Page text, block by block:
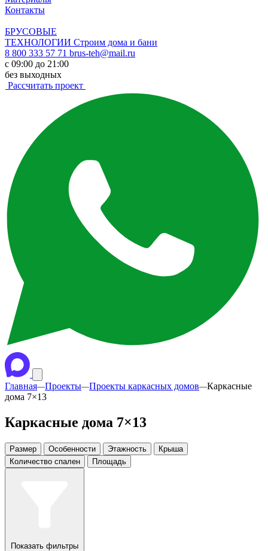
Контакты
БРУСОВЫЕ
ТЕХНОЛОГИИ Строим дома и бани
8 800 333 57 71 brus-teh@mail.ru
с 09:00 до 21:00
без выходных
Рассчитать проект
Главная—Проекты—Проекты каркасных домов—Каркасные
дома 7×13
Каркасные дома 7×13
Размер Особенности Этажность
Крыша
Количество спален
Площадь
Показать фильтры